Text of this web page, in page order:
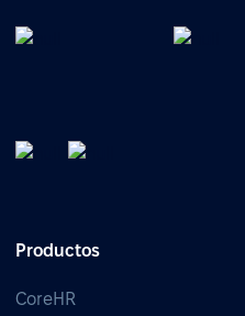
Productos
CoreHR